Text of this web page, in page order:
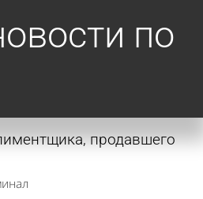
по
продавшего